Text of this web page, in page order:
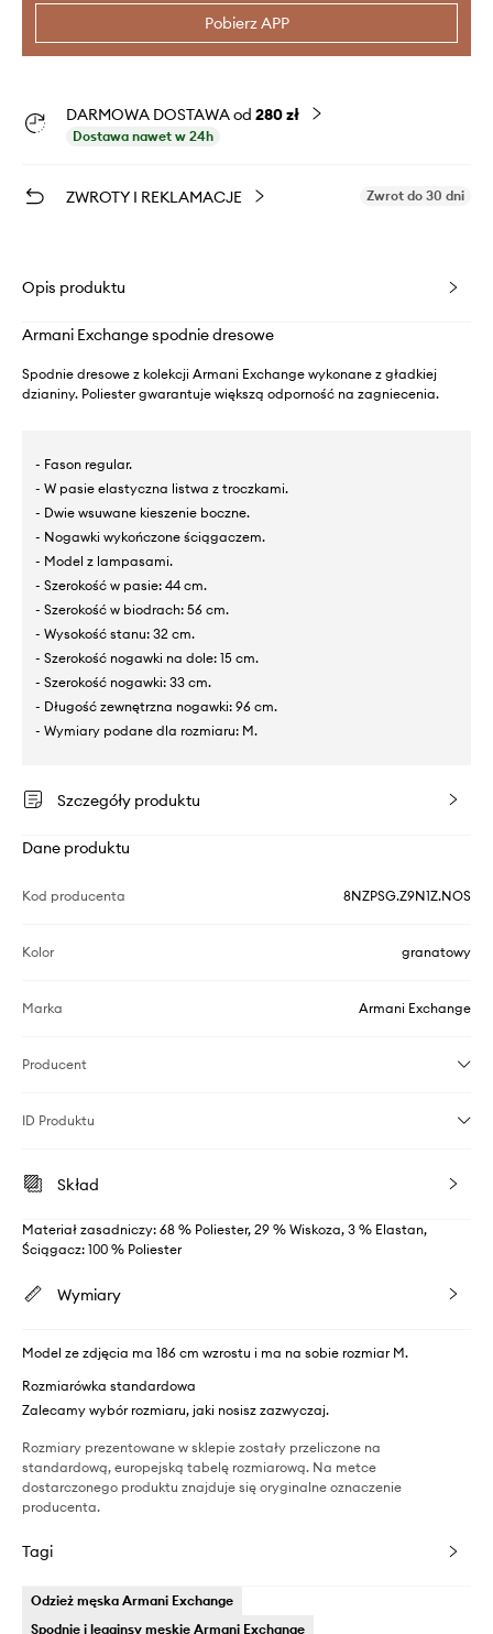
Pobierz APP
DARMOWA DOSTAWA od 280 zł
Dostawa nawet w 24h
ZWROTY I REKLAMACJE Zwrot do 30 dni
Opis produktu
Armani Exchange spodnie dresowe
Spodnie dresowe z kolekcji Armani Exchange wykonane z gładkiej
dzianiny. Poliester gwarantuje większą odporność na zagniecenia.
- Fason regular.
- W pasie elastyczna listwa z troczkami.
- Dwie wsuwane kieszenie boczne.
- Nogawki wykończone ściągaczem.
- Model z lampasami.
- Szerokość w pasie: 44 cm.
- Szerokość w biodrach: 56 cm.
- Wysokość stanu: 32 cm.
- Szerokość nogawki na dole: 15 cm.
- Szerokość nogawki: 33 cm.
- Długość zewnętrzna nogawki: 96 cm.
- Wymiary podane dla rozmiaru: M.
Szczegóły produktu
Dane produktu
Kod producenta 8NZPSG.Z9N1Z.NOS
Kolor granatowy
Marka Armani Exchange
Producent
ID Produktu
Skład
Materiał zasadniczy: 68 % Poliester, 29 % Wiskoza, 3 % Elastan,
Ściągacz: 100 % Poliester
Wymiary
Model ze zdjęcia ma 186 cm wzrostu i ma na sobie rozmiar M.
Rozmiarówka standardowa
Zalecamy wybór rozmiaru, jaki nosisz zazwyczaj.
Rozmiary prezentowane w sklepie zostały przeliczone na
standardową, europejską tabelę rozmiarową. Na metce
dostarczonego produktu znajduje się oryginalne oznaczenie
producenta.
Tagi
Odzież męska Armani Exchange
Spodnie i legginsy męskie Armani Exchange